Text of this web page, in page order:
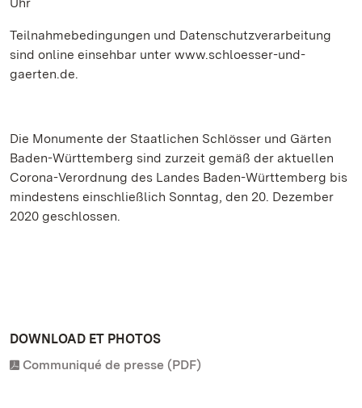
Teilnahmebedingungen und Datenschutzverarbeitung
sind online einsehbar unter www.schloesser-und-
gaerten.de.
Die Monumente der Staatlichen Schlösser und Gärten
Baden-Württemberg sind zurzeit gemäß der aktuellen
Corona-Verordnung des Landes Baden-Württemberg bis
mindestens einschließlich Sonntag, den 20. Dezember
2020 geschlossen.
DOWNLOAD ET PHOTOS
Communiqué de presse (PDF)